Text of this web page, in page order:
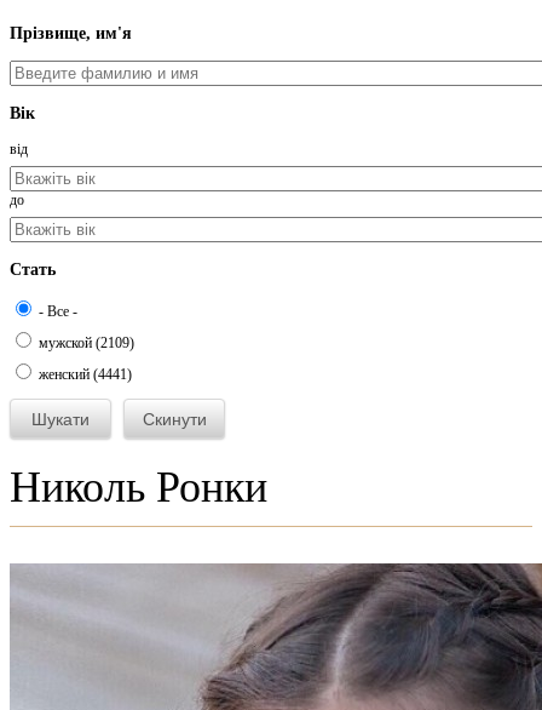
Прізвище, им'я
Вік
від
до
Стать
- Все -
мужской (2109)
женский (4441)
Николь Ронки